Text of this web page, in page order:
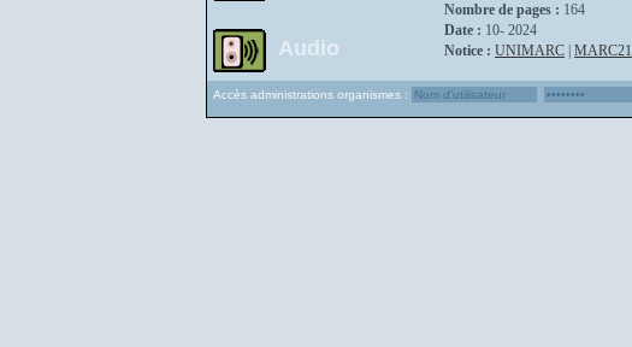
Audio
Nombre de pages : 164
Date : 10- 2024
Notice : UNIMARC MARC21
Accès administrations organismes :